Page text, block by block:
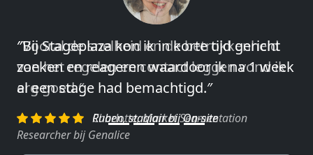
″Vooral de snelheid en de betrokkenheid
van het regelen en contact leggen vond ik
erg goed.″
Charlotte, Market Segmentation
Researcher bij Genalice